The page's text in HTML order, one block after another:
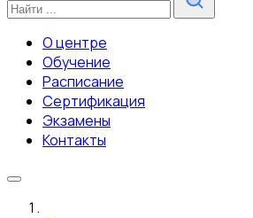
О центре
Обучение
Расписание
Сертификация
Экзамены
Контакты